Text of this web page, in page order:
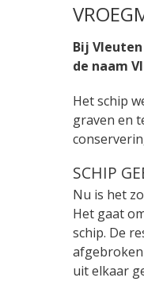
Bij
de naam
Het schip
graven en
SCHIP
Nu is het
Het gaat
schip. De
uit elkaar